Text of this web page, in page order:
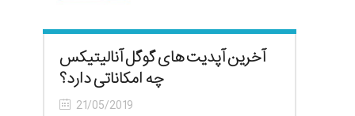
آخرین آپدیت های گوگل آنالیتیکس
چه امکاناتی دارد؟
21/05/2019